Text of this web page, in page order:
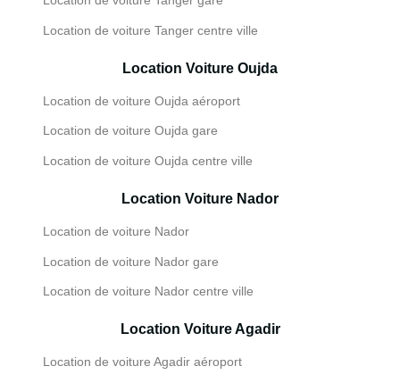
Location de voiture Tanger centre ville
Location Voiture Oujda
Location de voiture Oujda aéroport
Location de voiture Oujda gare
Location de voiture Oujda centre ville
Location Voiture Nador
Location de voiture Nador
Location de voiture Nador gare
Location de voiture Nador centre ville
Location Voiture Agadir
Location de voiture Agadir aéroport